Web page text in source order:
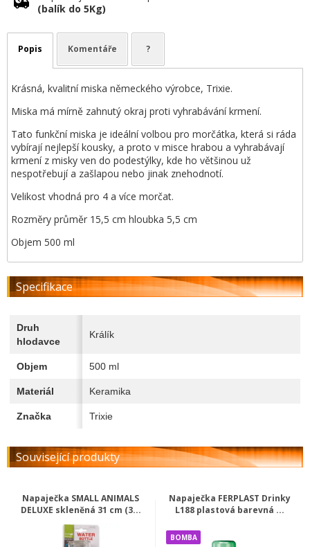
(balík do 5Kg)
Popis Komentáře ?
Krásná, kvalitní miska německého výrobce, Trixie.
Miska má mírně zahnutý okraj proti vyhrabávání krmení.
Tato funkční miska je ideální volbou pro morčátka, která si ráda
vybírají nejlepší kousky, a proto v misce hrabou a vyhrabávají
krmení z misky ven do podestýlky, kde ho většinou už
nespotřebují a zašlapou nebo jinak znehodnotí.
Velikost vhodná pro 4 a více morčat.
Rozměry průměr 15,5 cm hloubka 5,5 cm
Objem 500 ml
Specifikace
Druh
hlodavce
Králík
Objem 500 ml
Materiál Keramika
Značka Trixie
Související produkty
Napaječka SMALL ANIMALS
DELUXE skleněná 31 cm (3...
Napaječka FERPLAST Drinky
L188 plastová barevná ...
BOMBA